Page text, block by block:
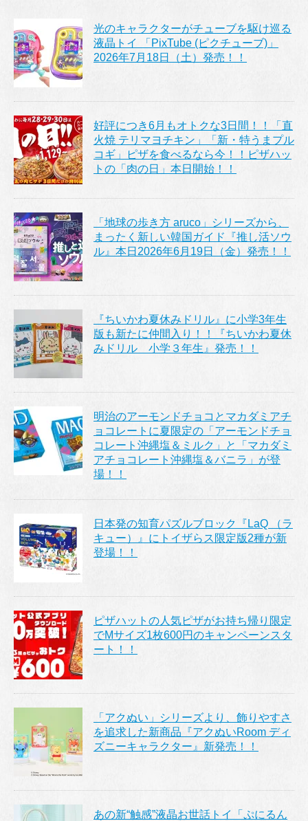
光のキャラクターがチューブを駆け巡る
液晶トイ 「PixTube (ピクチューブ)」
2026年7月18日（土）発売！！
好評につき6月もオトクな3日間！！「直
火焼 テリマヨチキン」「新・特うまプル
コギ」ピザを食べるなら今！！ピザハッ
トの「肉の日」本日開始！！
「地球の歩き方 aruco」シリーズから、
まったく新しい韓国ガイド『推し活ソウ
ル』本日2026年6月19日（金）発売！！
『ちいかわ夏休みドリル』に小学3年生
版も新たに仲間入り！！『ちいかわ夏休
みドリル 小学３年生』発売！！
明治のアーモンドチョコとマカダミアチ
ョコレートに夏限定の「アーモンドチョ
コレート沖縄塩＆ミルク」と「マカダミ
アチョコレート沖縄塩＆バニラ」が登
場！！
日本発の知育パズルブロック『LaQ （ラ
キュー）』にトイザらス限定版2種が新
登場！！
ピザハットの人気ピザがお持ち帰り限定
でMサイズ1枚600円のキャンペーンスタ
ート！！
「アクぬい」シリーズより、飾りやすさ
を追求した新商品『アクぬいRoom ディ
ズニーキャラクター』新発売！！
あの新“触感”液晶お世話トイ「ぷにるん